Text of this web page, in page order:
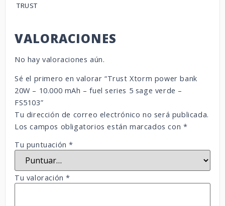
TRUST
VALORACIONES
No hay valoraciones aún.
Sé el primero en valorar “Trust Xtorm power bank
20W – 10.000 mAh – fuel series 5 sage verde –
FS5103”
Tu dirección de correo electrónico no será publicada.
Los campos obligatorios están marcados con *
Tu puntuación*
Tu valoración*